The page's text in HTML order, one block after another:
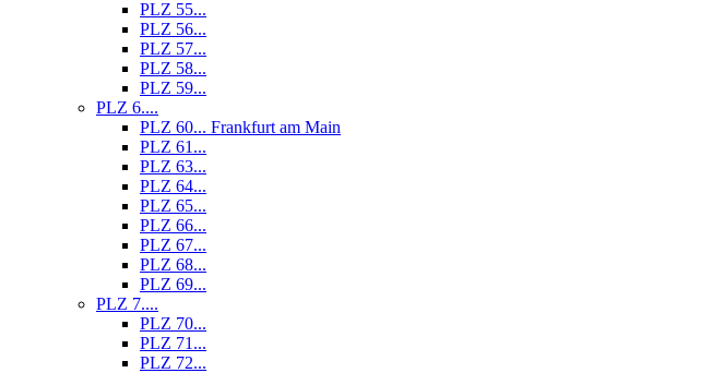
PLZ 55...
PLZ 56...
PLZ 57...
PLZ 58...
PLZ 59...
PLZ 6....
PLZ 60... Frankfurt am Main
PLZ 61...
PLZ 63...
PLZ 64...
PLZ 65...
PLZ 66...
PLZ 67...
PLZ 68...
PLZ 69...
PLZ 7....
PLZ 70...
PLZ 71...
PLZ 72...